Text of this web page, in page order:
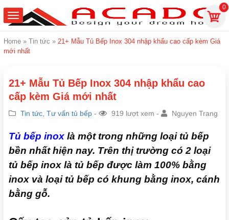
0
Home » Tin tức » 21+ Mẫu Tủ Bếp Inox 304 nhập khẩu cao cấp kèm Giá
mới nhất
21+ Mẫu Tủ Bếp Inox 304 nhập khẩu cao
cấp kèm Giá mới nhất
Tin tức Tư vấn tủ bếp - 919 lượt xem - Nguyen Trang
Tủ bếp inox là một trong những loại tủ bếp
bền nhất hiện nay. Trên thị trường có 2 loại
tủ bếp inox là tủ bếp được làm 100% bằng
inox và loại tủ bếp có khung bằng inox, cánh
bằng gỗ.